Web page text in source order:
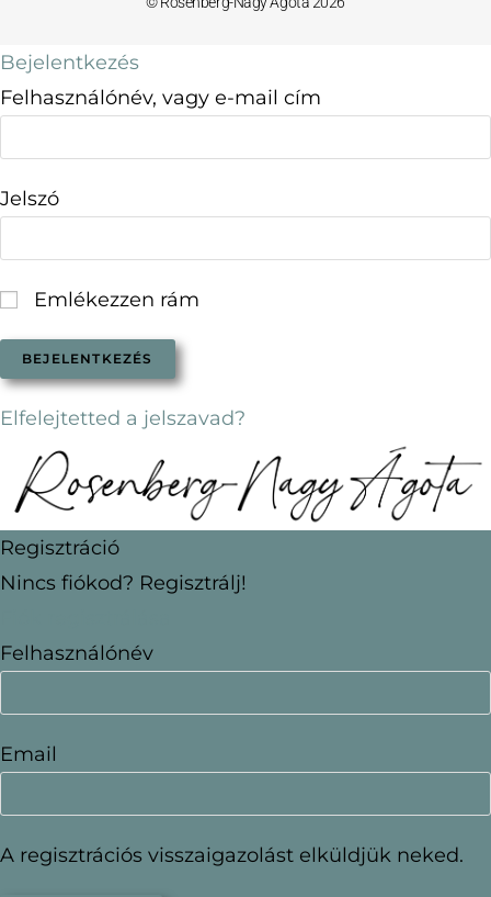
Bejelentkezés
Felhasználónév, vagy e-mail cím
Jelszó
Emlékezzen rám
Elfelejtetted a jelszavad?
Regisztráció
Nincs fiókod? Regisztrálj!
Felhasználónév
Email
A regisztrációs visszaigazolást elküldjük neked.